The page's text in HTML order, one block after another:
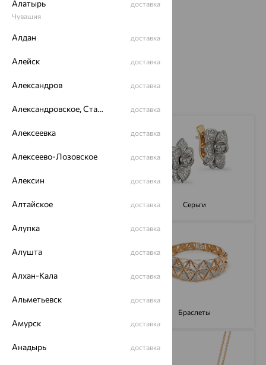
Акция действует до 7 мая.
Полные условия
Серьги
Браслеты
Алатырь
Чувашия
доставка
Алдан доставка
Алейск доставка
Александров доставка
Александровское, Ставропольский край доставка
Алексеевка доставка
Алексеево-Лозовское доставка
Алексин доставка
Алтайское доставка
Алупка доставка
Алушта доставка
Алхан-Кала доставка
Альметьевск доставка
Амурск доставка
Анадырь доставка